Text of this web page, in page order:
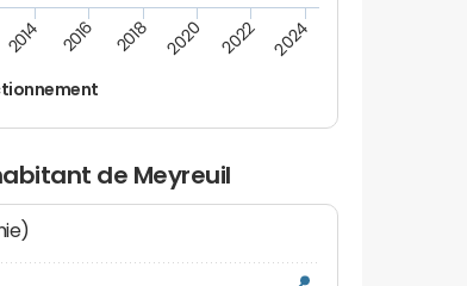
2014 2016 2018 2020 2022 2024
de Meyreuil